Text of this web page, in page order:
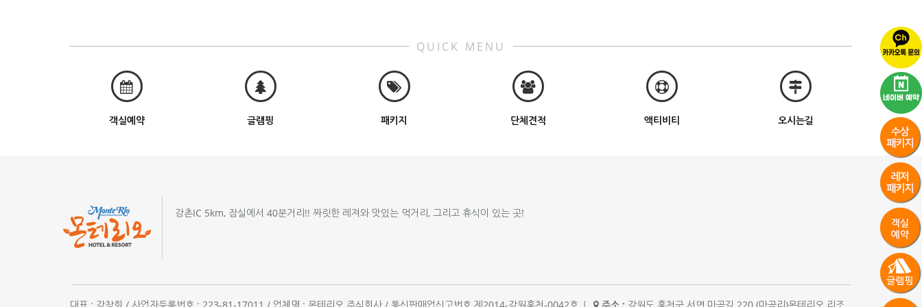
QUICK MENU
객실예약 글램핑 패키지 단체견적 액티비티 오시는길
강촌IC 5km, 잠실에서 40분거리!! 짜릿한 레져와 맛있는 먹거리, 그리고 휴식이 있는 곳!